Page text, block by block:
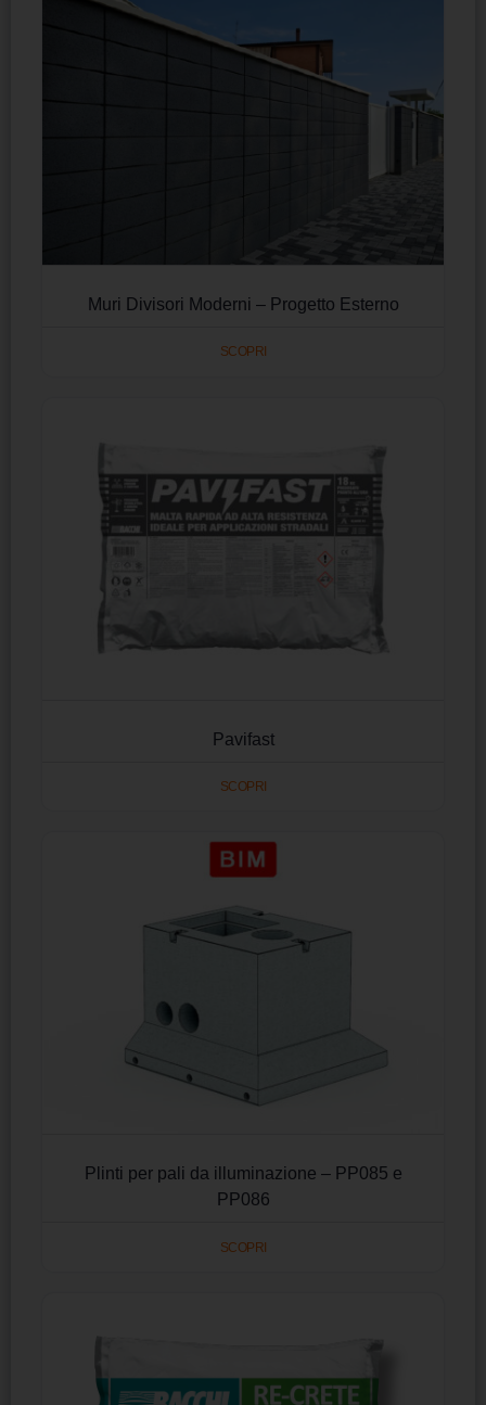
Muri Divisori Moderni – Progetto Esterno
SCOPRI
Pavifast
SCOPRI
Plinti per pali da illuminazione – PP085 e
PP086
SCOPRI